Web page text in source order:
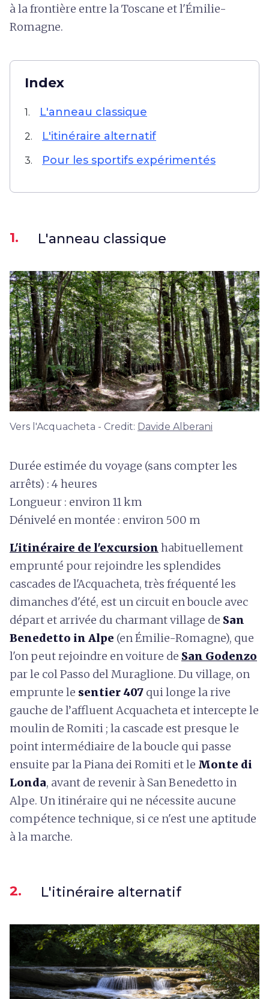
à la frontière entre la Toscane et l'Émilie-
Romagne.
Index
1. L'anneau classique
2. L'itinéraire alternatif
3. Pour les sportifs expérimentés
1. L'anneau classique
Vers l'Acquacheta - Credit: Davide Alberani
Durée estimée du voyage (sans compter les
arrêts) : 4 heures
Longueur : environ 11 km
Dénivelé en montée : environ 500 m
L'itinéraire de l'excursion habituellement
emprunté pour rejoindre les splendides
cascades de l'Acquacheta, très fréquenté les
dimanches d'été, est un circuit en boucle avec
départ et arrivée du charmant village de San
Benedetto in Alpe (en Émilie-Romagne), que
l'on peut rejoindre en voiture de San Godenzo
par le col Passo del Muraglione. Du village, on
emprunte le sentier 407 qui longe la rive
gauche de l’affluent Acquacheta et intercepte le
moulin de Romiti ; la cascade est presque le
point intermédiaire de la boucle qui passe
ensuite par la Piana dei Romiti et le Monte di
Londa, avant de revenir à San Benedetto in
Alpe. Un itinéraire qui ne nécessite aucune
compétence technique, si ce n'est une aptitude
à la marche.
2. L'itinéraire alternatif